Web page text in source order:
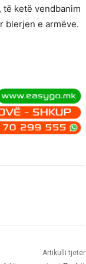
ketë vendbanim
blerjen e armëve.
Artikulli tjetër